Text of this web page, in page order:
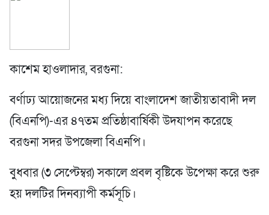
কাশেম হাওলাদার, বরগুনা:
বর্ণাঢ্য আয়োজনের মধ্য দিয়ে বাংলাদেশ জাতীয়তাবাদী দল
(বিএনপি)-এর ৪৭তম প্রতিষ্ঠাবার্ষিকী উদযাপন করেছে
বরগুনা সদর উপজেলা বিএনপি।
বুধবার (৩ সেপ্টেম্বর) সকালে প্রবল বৃষ্টিকে উপেক্ষা করে শুরু
হয় দলটির দিনব্যাপী কর্মসূচি।